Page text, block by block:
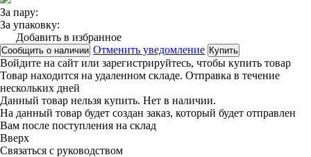
За пару:
За упаковку:
Добавить в избранное
Сообщить о наличии Отменить уведомление Купить
Войдите на сайт или зарегистрируйтесь, чтобы купить товар
Товар находится на удаленном складе. Отправка в течение
нескольких дней
Данный товар нельзя купить. Нет в наличии.
На данный товар будет создан заказ, который будет отправлен
Вам после поступления на склад
Вверx
Связаться с руководством